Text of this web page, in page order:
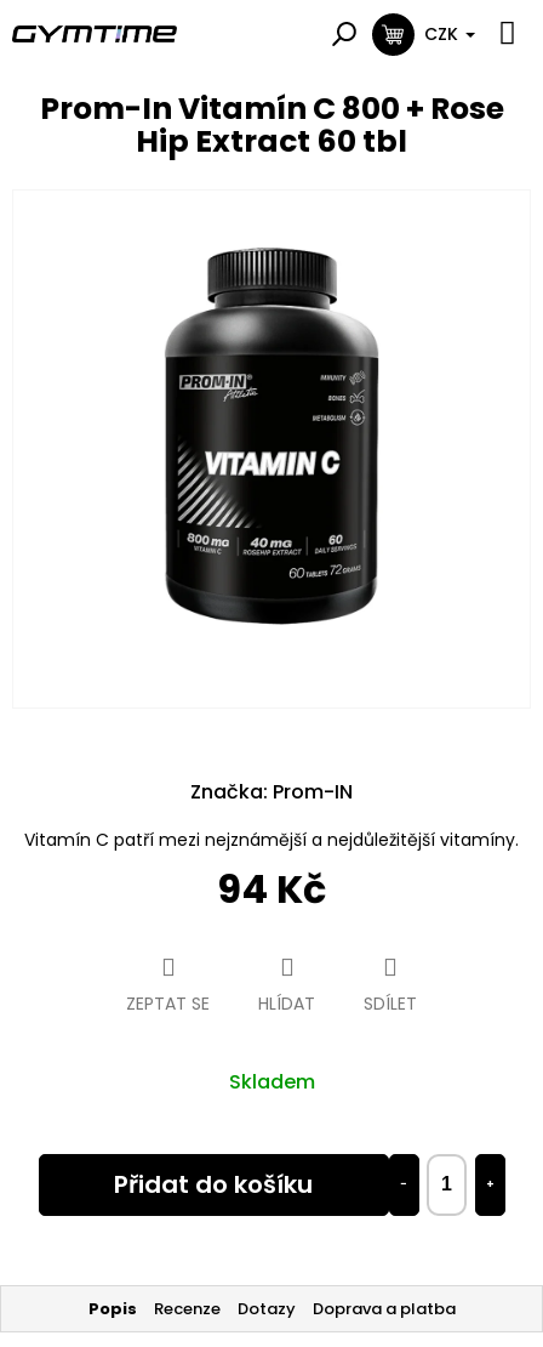
na
NÁKUPNÍ
CZK
Prom-In Vitamín C 800 + Rose
Hip Extract 60 tbl
94 Kč
Skladem
+
−
Přidat do košíku
Vitamín C patří mezi nejznámější a nejdůležitější vitamíny.
ZEPTAT SE HLÍDAT SDÍLET
Značka: Prom-IN
Popis Recenze Dotazy Doprava a platba